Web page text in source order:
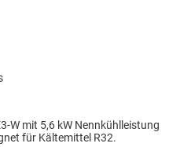
W mit 5,6 kW Nennkühlleistung
für Kältemittel R32.